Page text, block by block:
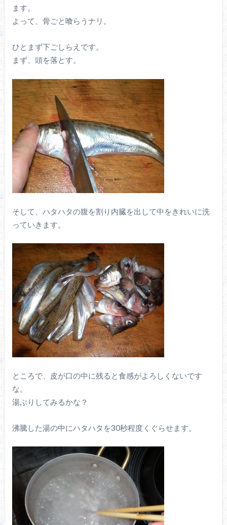
ます。
よって、骨ごと喰らうナリ。
ひとまず下ごしらえです。
まず、頭を落とす。
そして、ハタハタの腹を割り内臓を出して中をきれいに洗
っていきます。
ところで、皮が口の中に残ると食感がよろしくないです
な。
湯ぶりしてみるかな？
沸騰した湯の中にハタハタを30秒程度くぐらせます。